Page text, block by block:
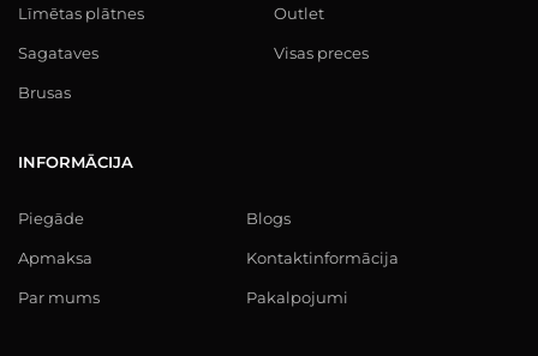
Līmētas plātnes
Sagataves
Brusas
Outlet
Visas preces
INFORMĀCIJA
Piegāde
Apmaksa
Par mums
Blogs
Kontaktinformācija
Pakalpojumi